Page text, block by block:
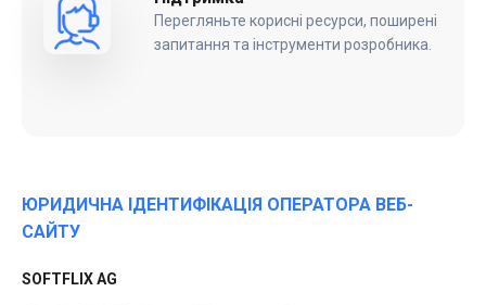
Перегляньте корисні ресурси, поширені
запитання та інструменти розробника.
ЮРИДИЧНА ІДЕНТИФІКАЦІЯ ОПЕРАТОРА ВЕБ-
САЙТУ
SOFTFLIX AG